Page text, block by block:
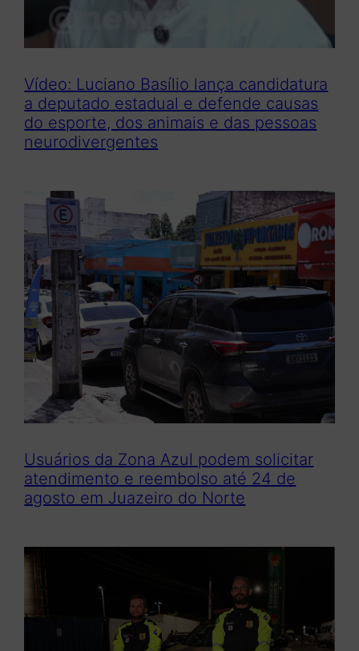
Vídeo: Luciano Basílio lança candidatura
a deputado estadual e defende causas
do esporte, dos animais e das pessoas
neurodivergentes
Usuários da Zona Azul podem solicitar
atendimento e reembolso até 24 de
agosto em Juazeiro do Norte